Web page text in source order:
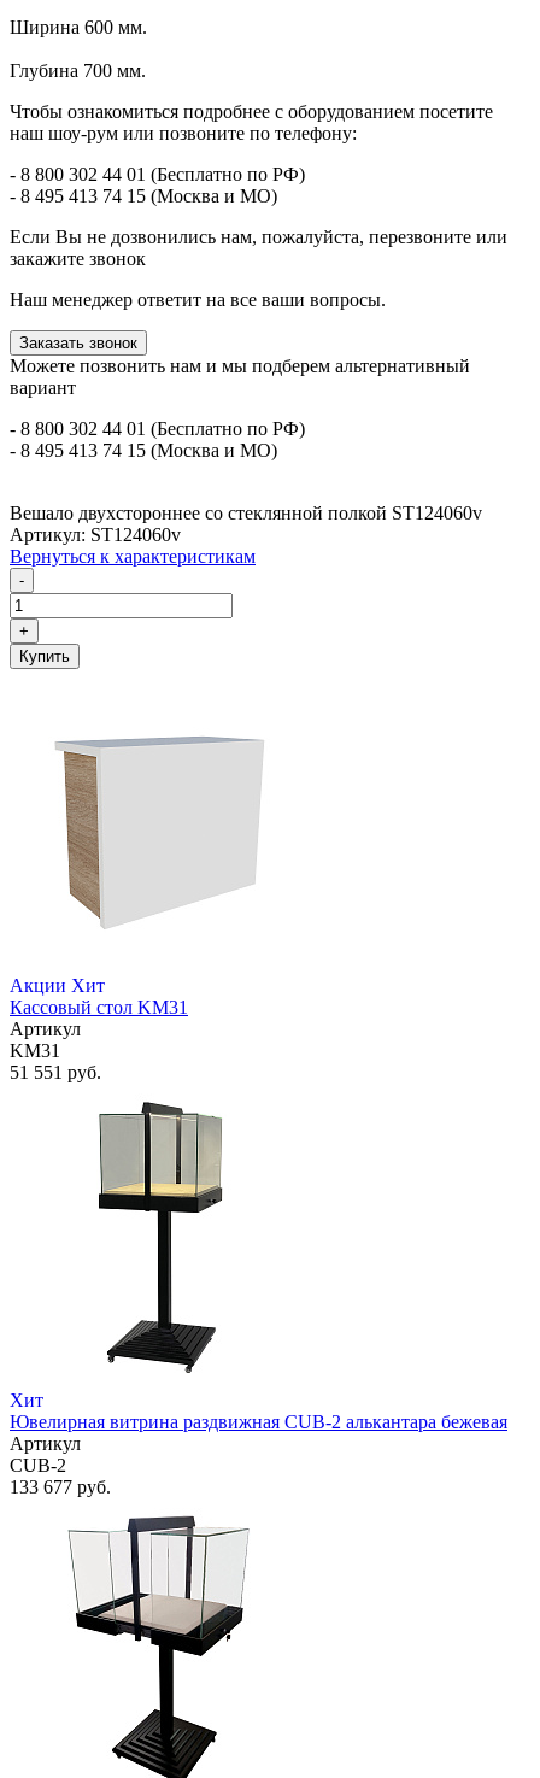
Ширина 600 мм.
Глубина 700 мм.
Чтобы ознакомиться подробнее с оборудованием посетите
наш шоу-рум или позвоните по телефону:
- 8 800 302 44 01 (Бесплатно по РФ)
- 8 495 413 74 15 (Москва и МО)
Если Вы не дозвонились нам, пожалуйста, перезвоните или
закажите звонок
Наш менеджер ответит на все ваши вопросы.
Заказать звонок
Можете позвонить нам и мы подберем альтернативный
вариант
- 8 800 302 44 01 (Бесплатно по РФ)
- 8 495 413 74 15 (Москва и МО)
Вешало двухстороннее со стеклянной полкой ST124060v
Артикул: ST124060v
Вернуться к характеристикам
-
+
Купить
Акции Хит
Кассовый стол KM31
Артикул
KM31
51 551 руб.
Хит
Ювелирная витрина раздвижная CUB-2 алькантара бежевая
Артикул
CUB-2
133 677 руб.